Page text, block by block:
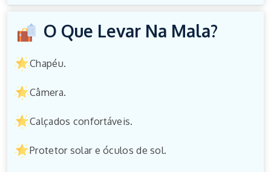
O Que Levar Na Mala?
Chapéu.
Câmera.
Calçados confortáveis.
Protetor solar e óculos de sol.